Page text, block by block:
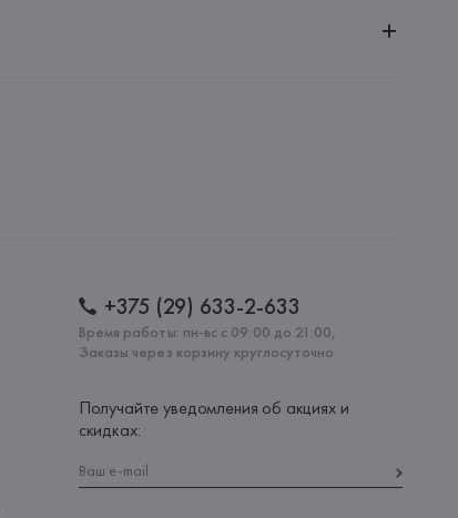
+375 (29) 633-2-633
Время работы: пн-вс с 09:00 до 21:00,
Заказы через корзину круглосуточно
Получайте уведомления об акциях и
скидках: